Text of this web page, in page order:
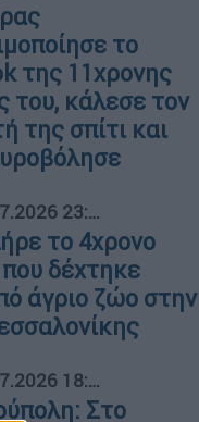
το
της 11χρονης
του, κάλεσε τον
της σπίτι και
23:11
το 4χρονο
που δέχτηκε
άγριο ζώο στην
18:36
Στο